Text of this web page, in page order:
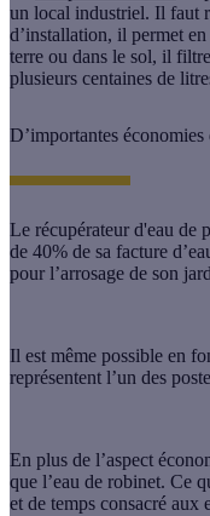
un local industriel. Il faut
d’installation, il permet
terre ou dans le sol, il
plusieurs centaines de
D’importantes économies
Le récupérateur d'eau de
de 40% de sa facture
pour l’arrosage de son
Il est même possible en
représentent l’un des
En plus de l’aspect
que l’eau de robinet. Ce
et de temps consacré aux